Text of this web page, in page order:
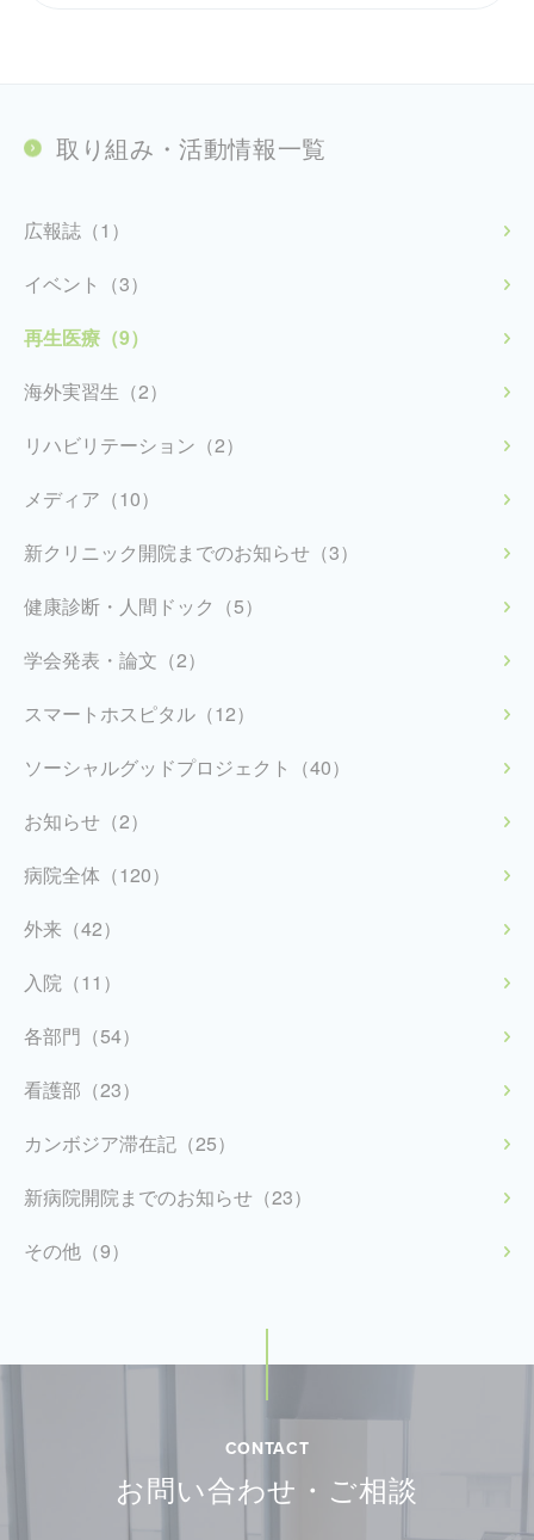
取り組み・活動情報一覧
広報誌（1）
イベント（3）
再生医療（9）
海外実習生（2）
リハビリテーション（2）
メディア（10）
新クリニック開院までのお知らせ（3）
健康診断・人間ドック（5）
学会発表・論文（2）
スマートホスピタル（12）
ソーシャルグッドプロジェクト（40）
お知らせ（2）
病院全体（120）
外来（42）
入院（11）
各部門（54）
看護部（23）
カンボジア滞在記（25）
新病院開院までのお知らせ（23）
その他（9）
CONTACT
お問い合わせ・ご相談